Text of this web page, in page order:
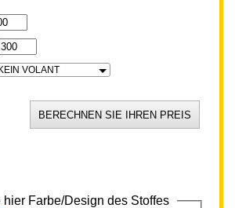
KEIN VOLANT
Farbe/Design des Stoffes